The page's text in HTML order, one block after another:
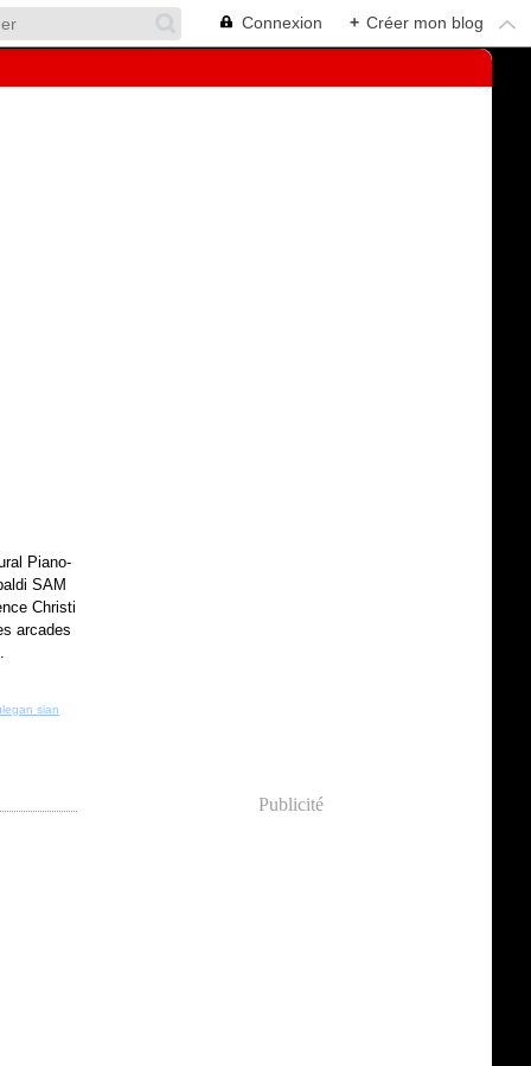
Connexion + Créer mon blog
Piano-
SAM
Christi
arcades
sian
Publicité